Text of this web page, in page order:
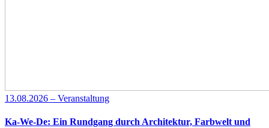
13.08.2026 – Veranstaltung
Ka-We-De: Ein Rundgang durch Architektur, Farbwelt und